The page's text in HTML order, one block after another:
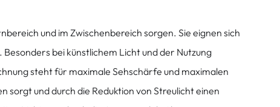
und im Zwischenbereich sorgen. Sie eignen sich
bei künstlichem Licht und der Nutzung
steht für maximale Sehschärfe und maximalen
und durch die Reduktion von Streulicht einen